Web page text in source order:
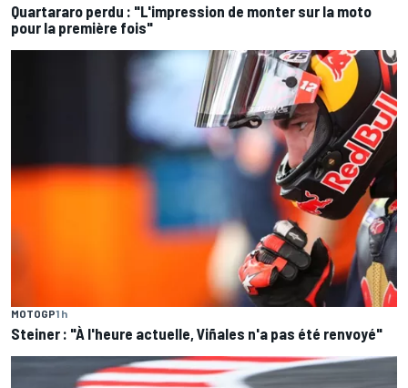
Quartararo perdu : "L'impression de monter sur la moto
pour la première fois"
MOTOGP1 h
Steiner : "À l'heure actuelle, Viñales n'a pas été renvoyé"